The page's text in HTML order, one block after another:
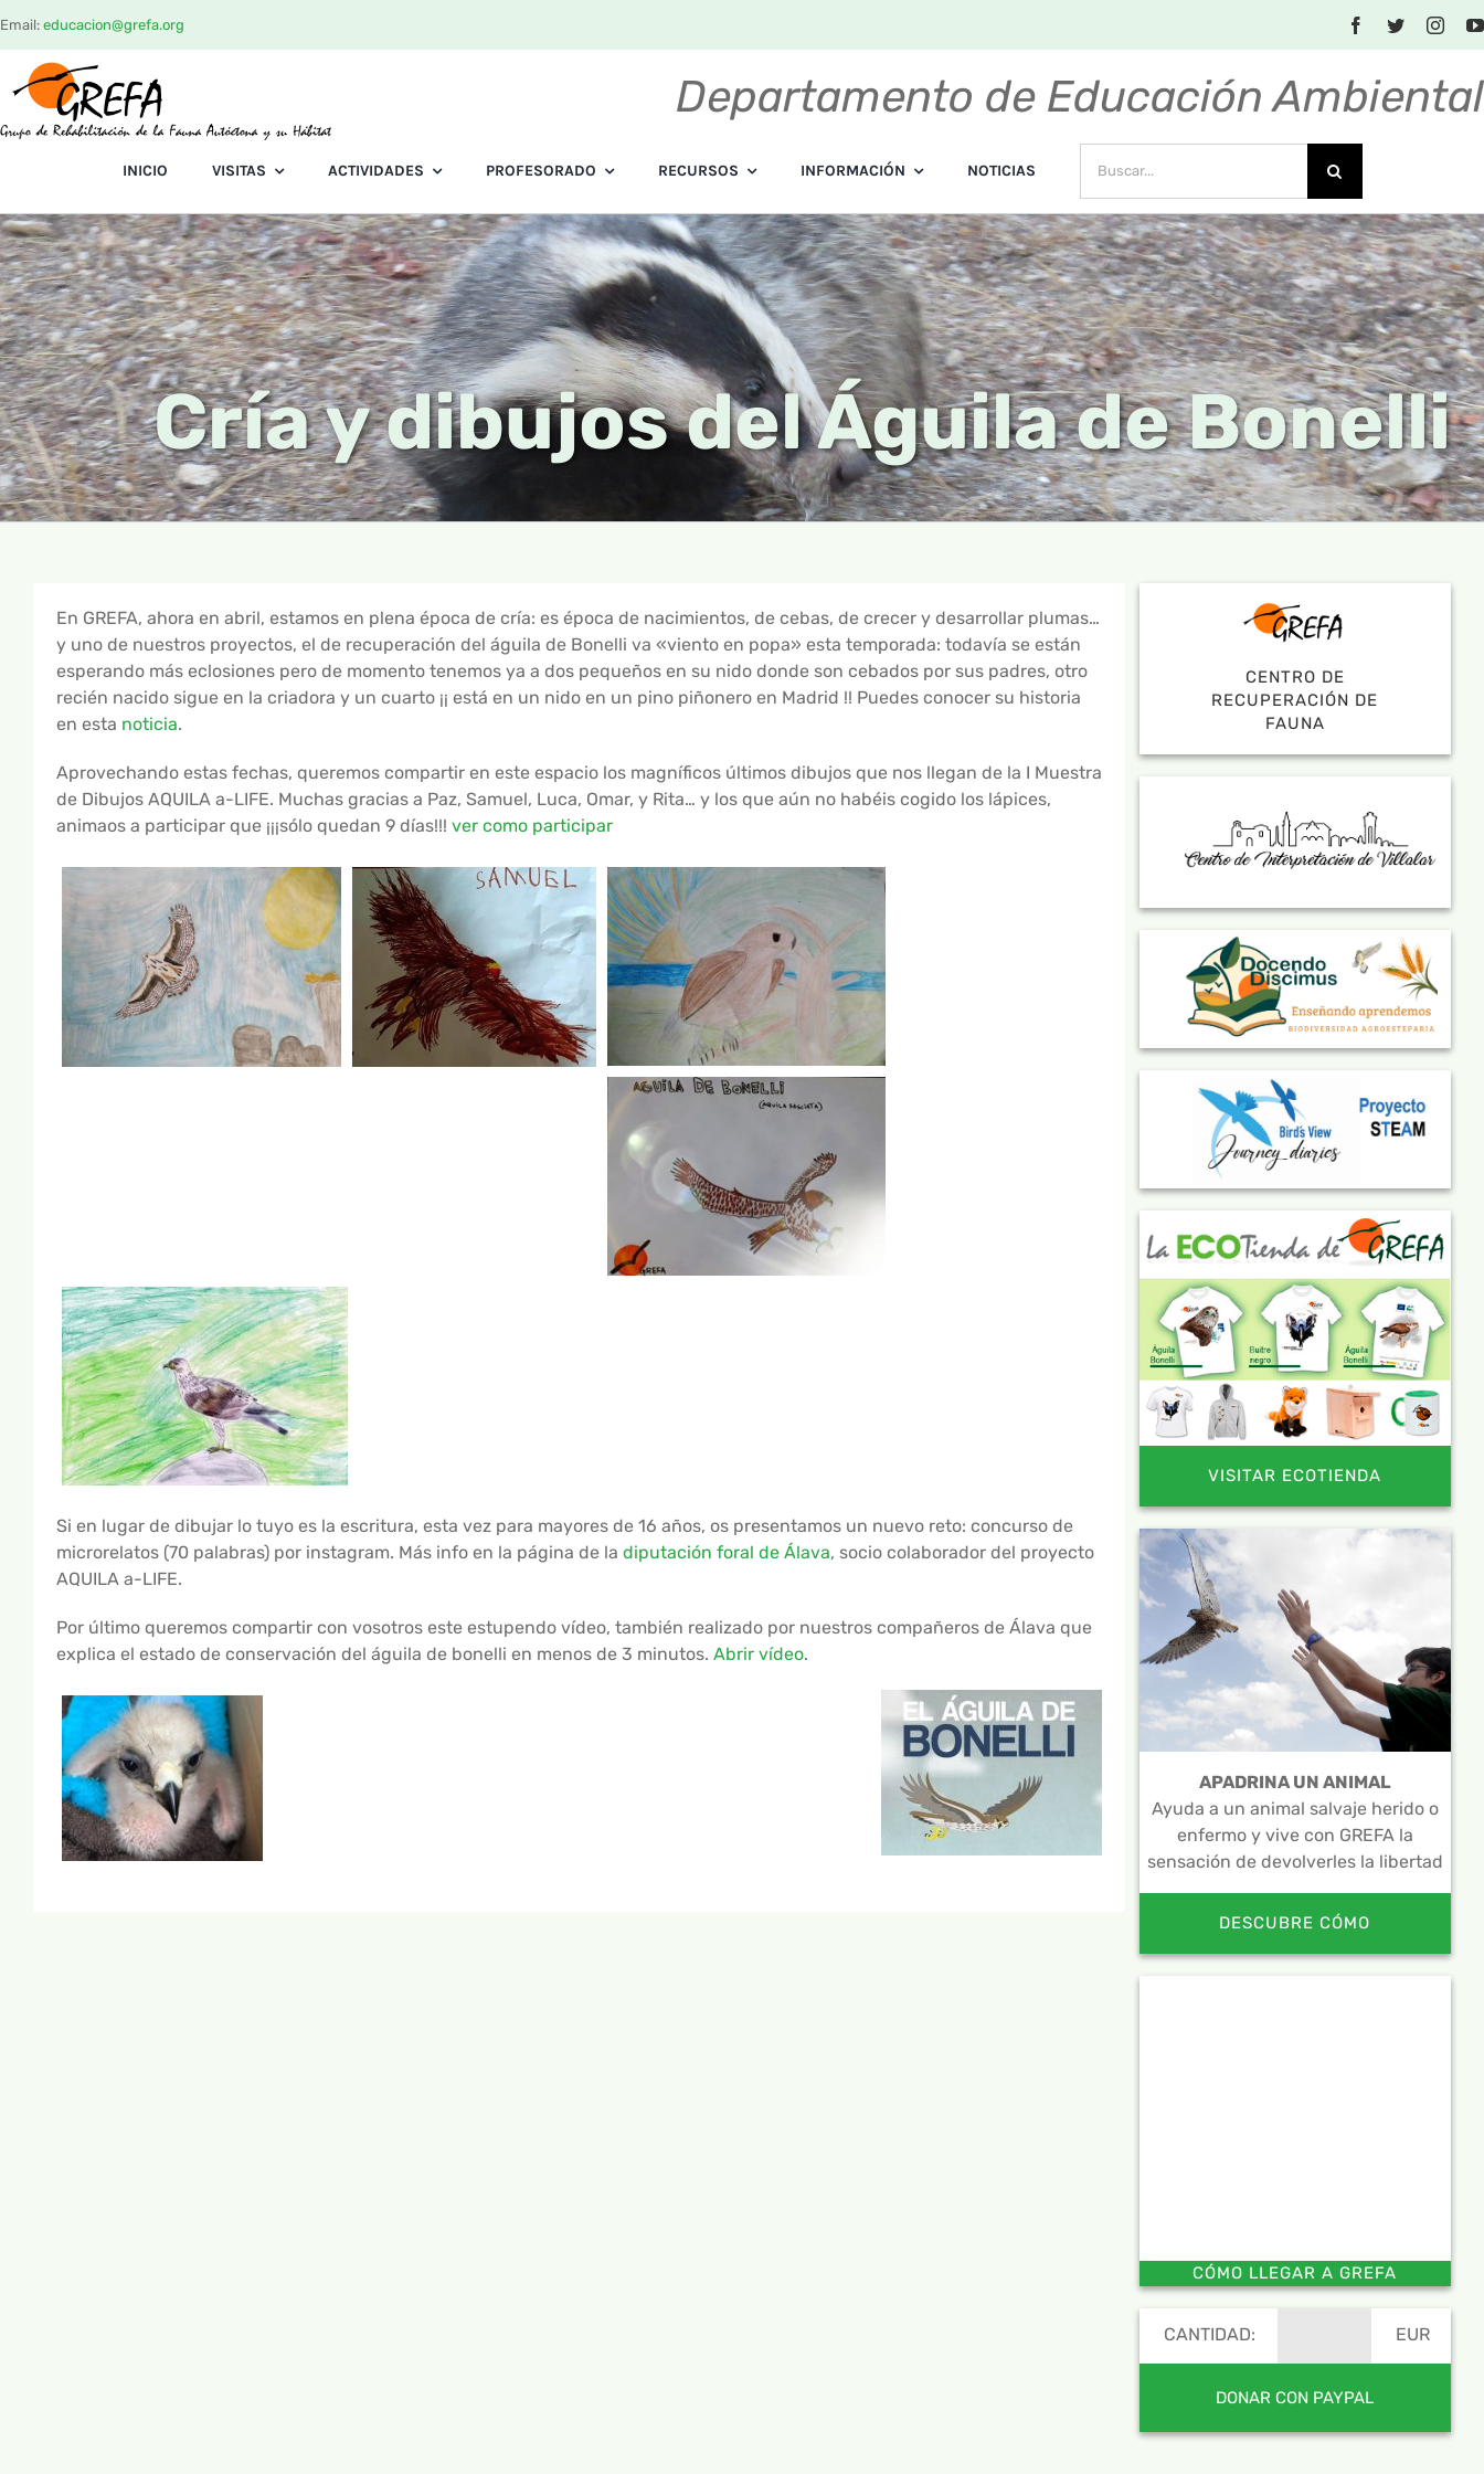
contenido
Email: educacion@grefa.org
Departamento de Educación Ambiental
INICIO VISITAS ACTIVIDADES PROFESORADO RECURSOS INFORMACIÓN NOTICIAS
Cría y dibujos del Águila de Bonelli
En GREFA, ahora en abril, estamos en plena época de cría: es época de nacimientos, de cebas, de crecer y desarrollar plumas…
y uno de nuestros proyectos, el de recuperación del águila de Bonelli va «viento en popa» esta temporada: todavía se están
esperando más eclosiones pero de momento tenemos ya a dos pequeños en su nido donde son cebados por sus padres, otro
recién nacido sigue en la criadora y un cuarto ¡¡ está en un nido en un pino piñonero en Madrid !! Puedes conocer su historia
en esta noticia.
Aprovechando estas fechas, queremos compartir en este espacio los magníficos últimos dibujos que nos llegan de la I Muestra
de Dibujos AQUILA a-LIFE. Muchas gracias a Paz, Samuel, Luca, Omar, y Rita… y los que aún no habéis cogido los lápices,
animaos a participar que ¡¡¡sólo quedan 9 días!!! ver como participar
Si en lugar de dibujar lo tuyo es la escritura, esta vez para mayores de 16 años, os presentamos un nuevo reto: concurso de
microrelatos (70 palabras) por instagram. Más info en la página de la diputación foral de Álava, socio colaborador del proyecto
AQUILA a-LIFE.
Por último queremos compartir con vosotros este estupendo vídeo, también realizado por nuestros compañeros de Álava que
explica el estado de conservación del águila de bonelli en menos de 3 minutos. Abrir vídeo.
CENTRO DE
RECUPERACIÓN DE
FAUNA
VISITAR ECOTIENDA
APADRINA UN ANIMAL
Ayuda a un animal salvaje herido o
enfermo y vive con GREFA la
sensación de devolverles la libertad
DESCUBRE CÓMO
CÓMO LLEGAR A GREFA
CANTIDAD: EUR